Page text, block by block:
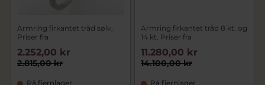
Armring firkantet tråd sølv,
Priser fra
2.815,00 kr
2.252,00 kr
På fjernlager
Armring firkantet tråd 8 kt. og
14 kt. Priser fra
14.100,00 kr
11.280,00 kr
På fjernlager